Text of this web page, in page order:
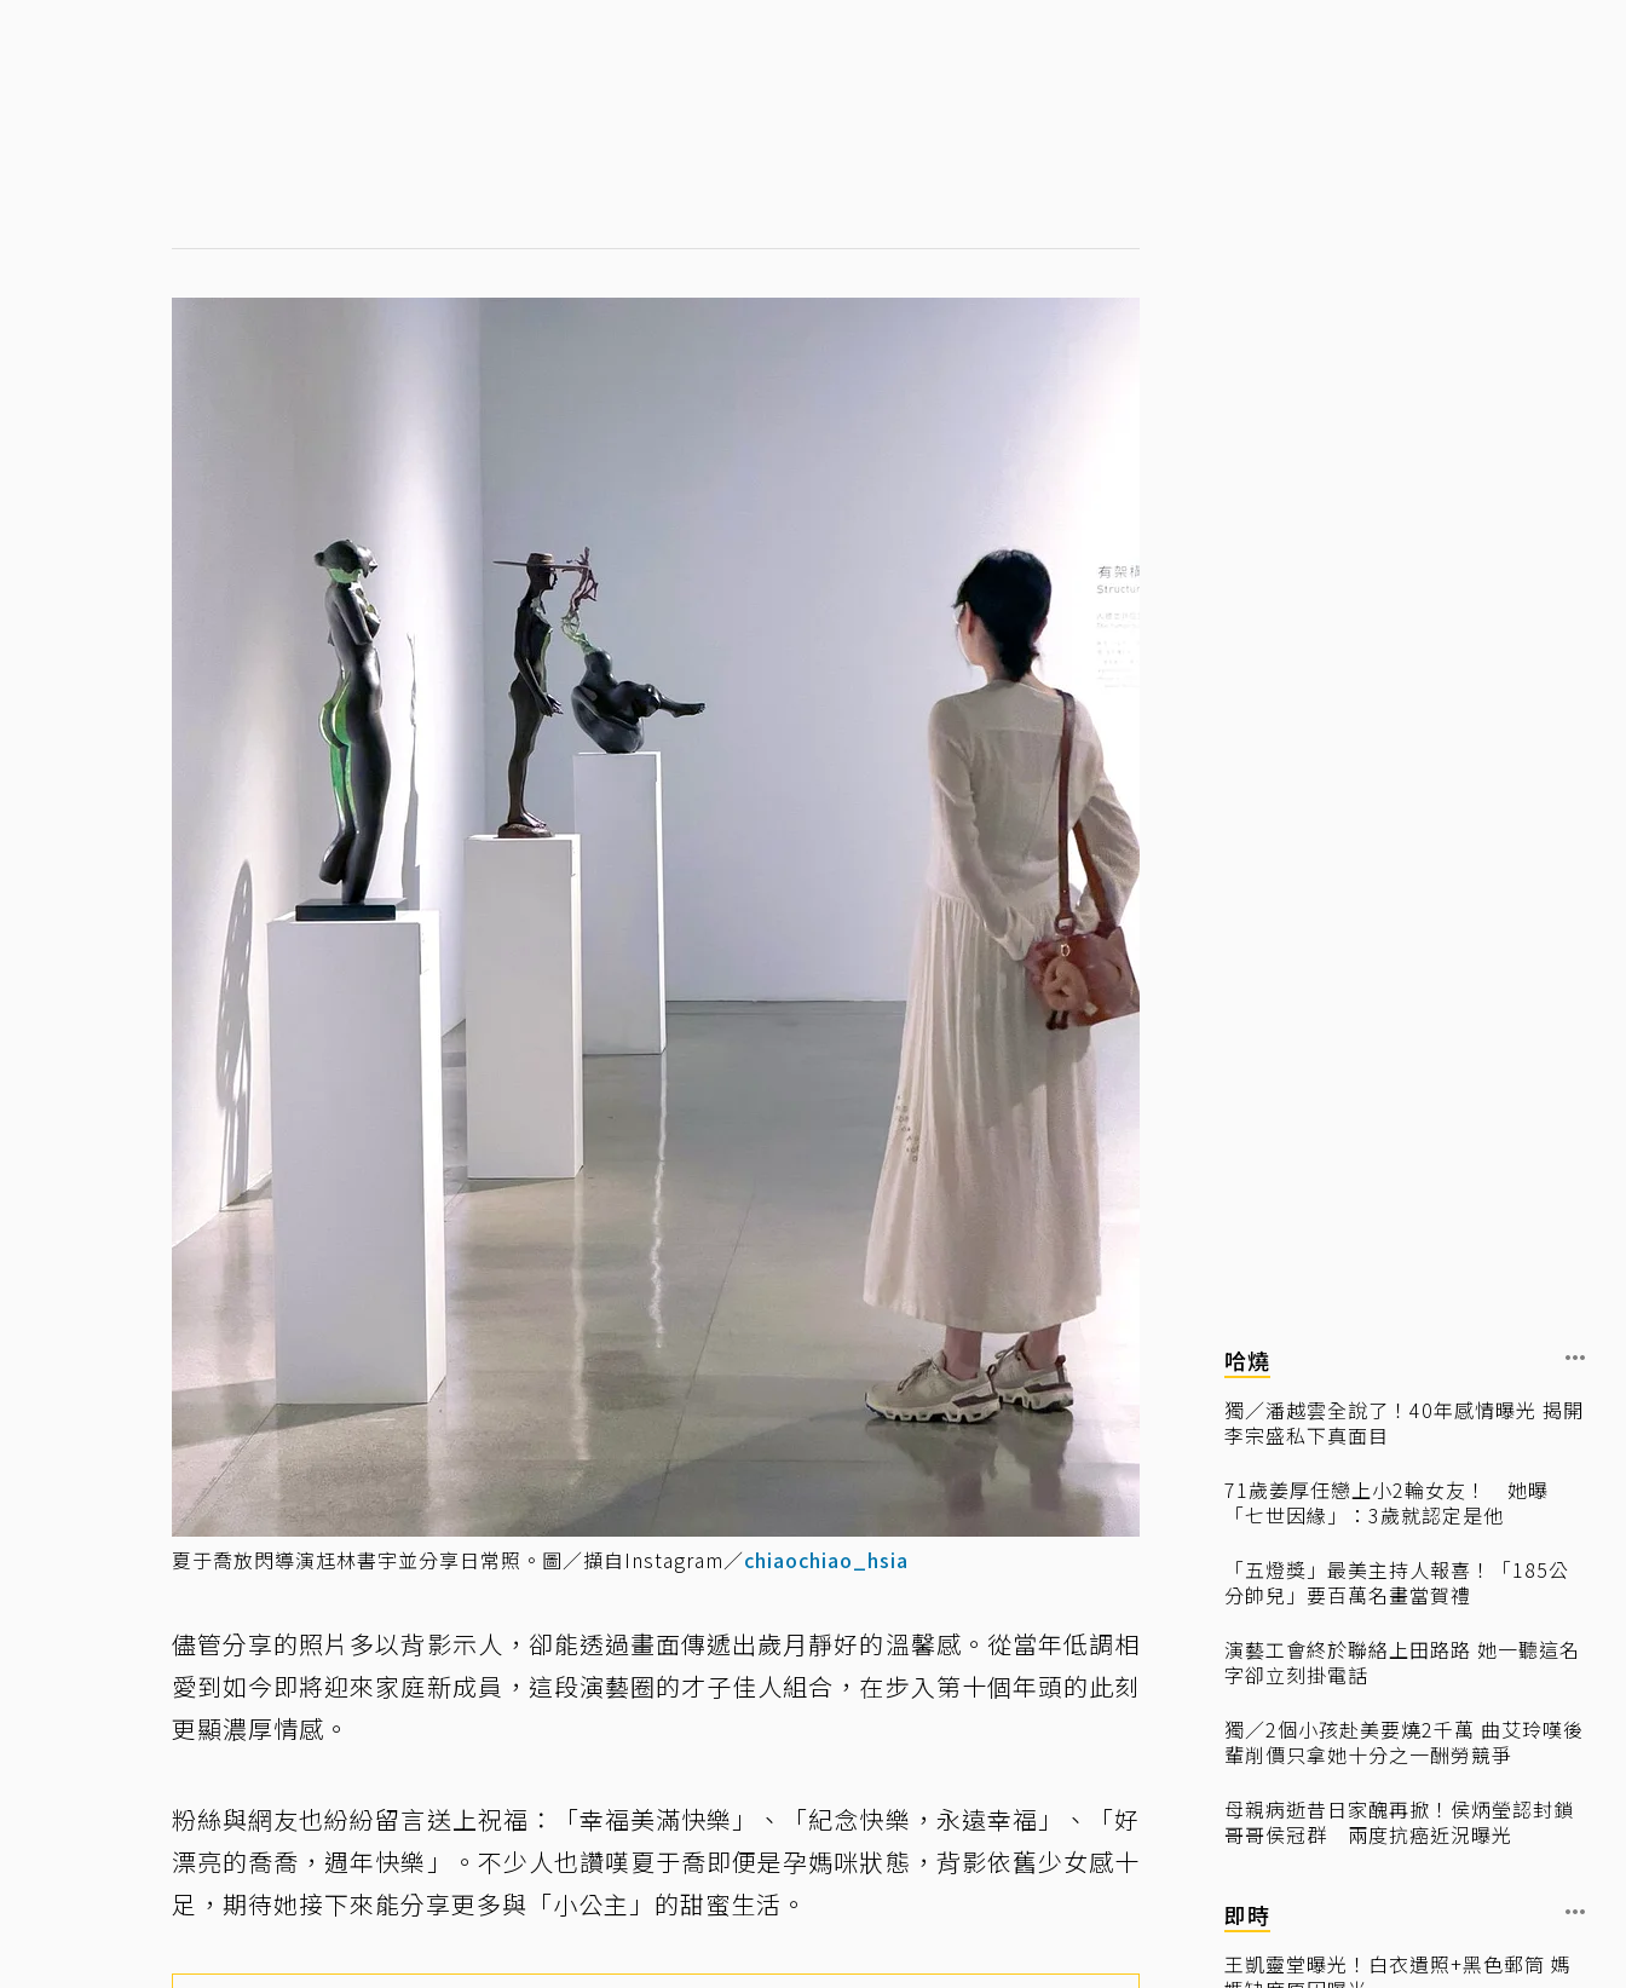
夏于喬放閃導演尪林書宇並分享日常照。圖／擷自Instagram／chiaochiao_hsia
儘管分享的照片多以背影示人，卻能透過畫面傳遞出歲月靜好的溫馨感。從當年低調相
愛到如今即將迎來家庭新成員，這段演藝圈的才子佳人組合，在步入第十個年頭的此刻
更顯濃厚情感。
粉絲與網友也紛紛留言送上祝福：「幸福美滿快樂」、「紀念快樂，永遠幸福」、「好
漂亮的喬喬，週年快樂」。不少人也讚嘆夏于喬即便是孕媽咪狀態，背影依舊少女感十
足，期待她接下來能分享更多與「小公主」的甜蜜生活。
哈燒
獨／潘越雲全說了！40年感情曝光 揭開
李宗盛私下真面目
71歲姜厚任戀上小2輪女友！ 她曝
「七世因緣」：3歲就認定是他
「五燈獎」最美主持人報喜！「185公
分帥兒」要百萬名畫當賀禮
演藝工會終於聯絡上田路路 她一聽這名
字卻立刻掛電話
獨／2個小孩赴美要燒2千萬 曲艾玲嘆後
輩削價只拿她十分之一酬勞競爭
母親病逝昔日家醜再掀！侯炳瑩認封鎖
哥哥侯冠群 兩度抗癌近況曝光
即時
王凱靈堂曝光！白衣遺照+黑色郵筒 媽